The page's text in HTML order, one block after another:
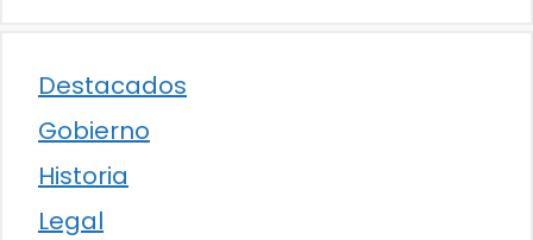
Destacados
Gobierno
Historia
Legal